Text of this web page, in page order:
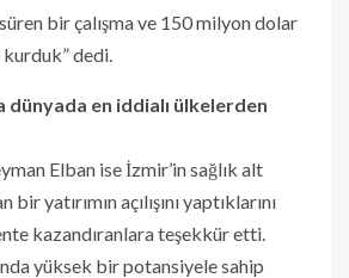
süren bir çalışma ve 150 milyon dolar
dedi.
dünyada en iddialı ülkelerden
Elban ise İzmir’in sağlık alt
yatırımın açılışını yaptıklarını
kazandıranlara teşekkür etti.
yüksek bir potansiyele sahip